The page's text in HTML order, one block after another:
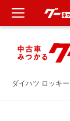
ダイハツ ロッキ
新車
中古車